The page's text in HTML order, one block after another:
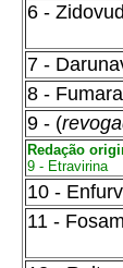
6 -
7 -
8 -
9 - (
Redação
9 - Etravirina
10 -
11 -